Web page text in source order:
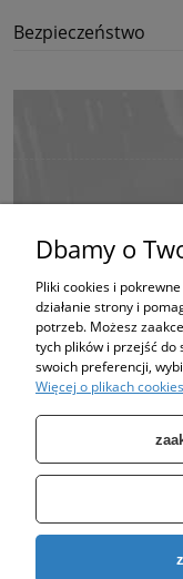
Bezpieczeństwo
Strona korzysta z plików
Możesz określić warunki
Twojej
Specjalizujemy się w
Dbamy o
Pliki cookies i
działanie strony i
potrzeb. Możesz
tych plików i przejść do
swoich preferencji,
Więcej o plikach